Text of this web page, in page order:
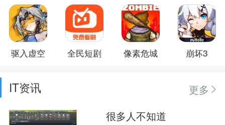
驱入虚空 全民短剧 像素危城 崩坏3
IT资讯
更多
很多人不知道